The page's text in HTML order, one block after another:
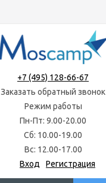
+7 (495) 128-66-67
Заказать обратный звонок
Режим работы
Пн-Пт: 9.00-20.00
Сб: 10.00-19.00
Вс: 12.00-17.00
Вход
Регистрация